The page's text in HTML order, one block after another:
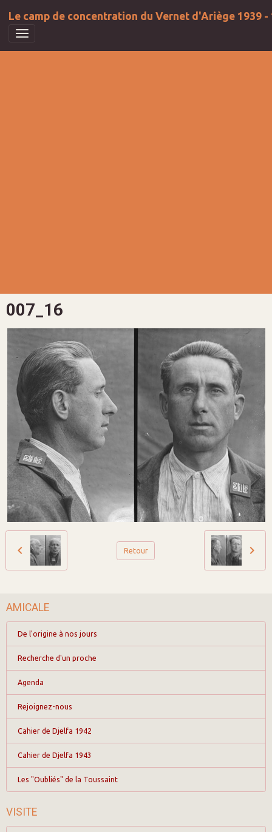
Le camp de concentration du Vernet d'Ariège 1939 -
007_16
Retour
AMICALE
De l'origine à nos jours
Recherche d'un proche
Agenda
Rejoignez-nous
Cahier de Djelfa 1942
Cahier de Djelfa 1943
Les "Oubliés" de la Toussaint
VISITE